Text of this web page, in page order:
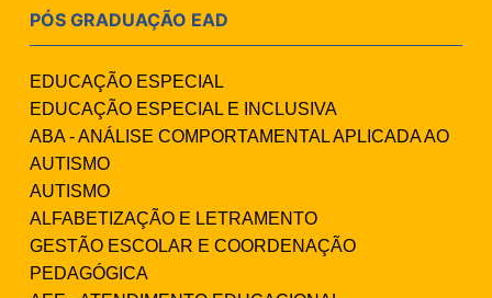
PÓS GRADUAÇÃO EAD
EDUCAÇÃO ESPECIAL
EDUCAÇÃO ESPECIAL E INCLUSIVA
ABA - ANÁLISE COMPORTAMENTAL APLICADA AO
AUTISMO
AUTISMO
ALFABETIZAÇÃO E LETRAMENTO
GESTÃO ESCOLAR E COORDENAÇÃO
PEDAGÓGICA